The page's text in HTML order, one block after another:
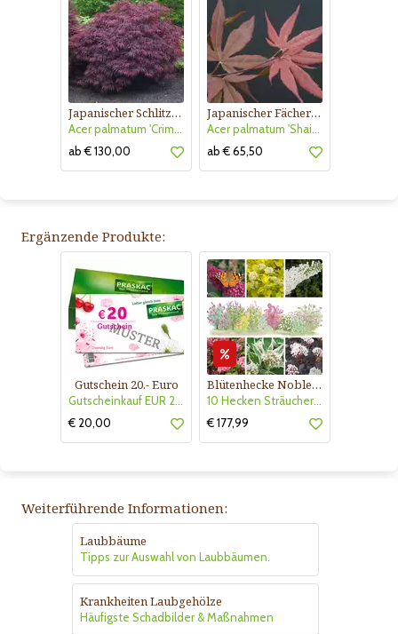
Japanischer Schlitzahorn
Acer palmatum 'Crimson Queen'
ab € 130,00
Japanischer Fächerahorn
Acer palmatum 'Shaina'
ab € 65,50
Ergänzende Produkte:
Gutschein 20.- Euro
Gutscheinkauf EUR 20.-
€ 20,00
Blütenhecke Nobless-Kollektion Nr. 402
10 Hecken Sträucher - für 10 lfm Blütenhecke - Blühend März - Oktober
€ 177,99
Weiterführende Informationen:
Laubbäume
Tipps zur Auswahl von Laubbäumen.
Krankheiten Laubgehölze
Häufigste Schadbilder & Maßnahmen